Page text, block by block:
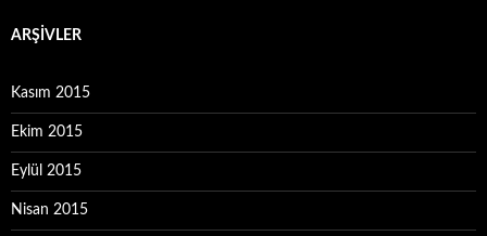
ARŞIVLER
Kasım 2015
Ekim 2015
Eylül 2015
Nisan 2015